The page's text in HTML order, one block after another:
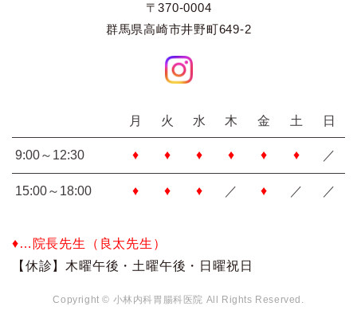
〒370-0004
群馬県高崎市井野町649-2
月 火 水 木 金 土 日
9:00～12:30 ♦ ♦ ♦ ♦ ♦ ♦ ／
15:00～18:00 ♦ ♦ ♦ ／ ♦ ／ ／
♦…院長先生（良太先生）
【休診】木曜午後・土曜午後・日曜祝日
Copyright © 小林内科胃腸科医院 All Rights Reserved.